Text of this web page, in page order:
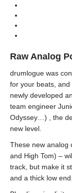
Raw Analog
drumlogue was
for your beats,
newly developed
team engineer
Odyssey…) , the
new level.
These new analog
and High Tom) –
track, but make it
and a thick low end.